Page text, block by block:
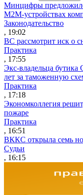
Минцифры предложило
M2M-устройствах
Законодательство
, 19:02
ВС рассмотрит иск о
Практика
, 17:55
Экс-владельца бутика
лет за таможенную
Практика
, 17:18
Экономколлегия
пожаре
Практика
, 16:51
ВККС открыла семь
Судьи
, 16:15